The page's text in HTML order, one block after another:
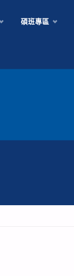
碩班專區